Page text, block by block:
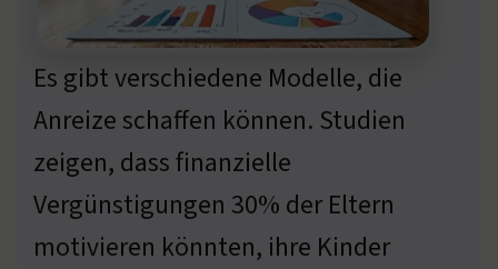
Es gibt verschiedene Modelle, die
Anreize schaffen können. Studien
zeigen, dass finanzielle
Vergünstigungen 30% der Eltern
motivieren könnten, ihre Kinder